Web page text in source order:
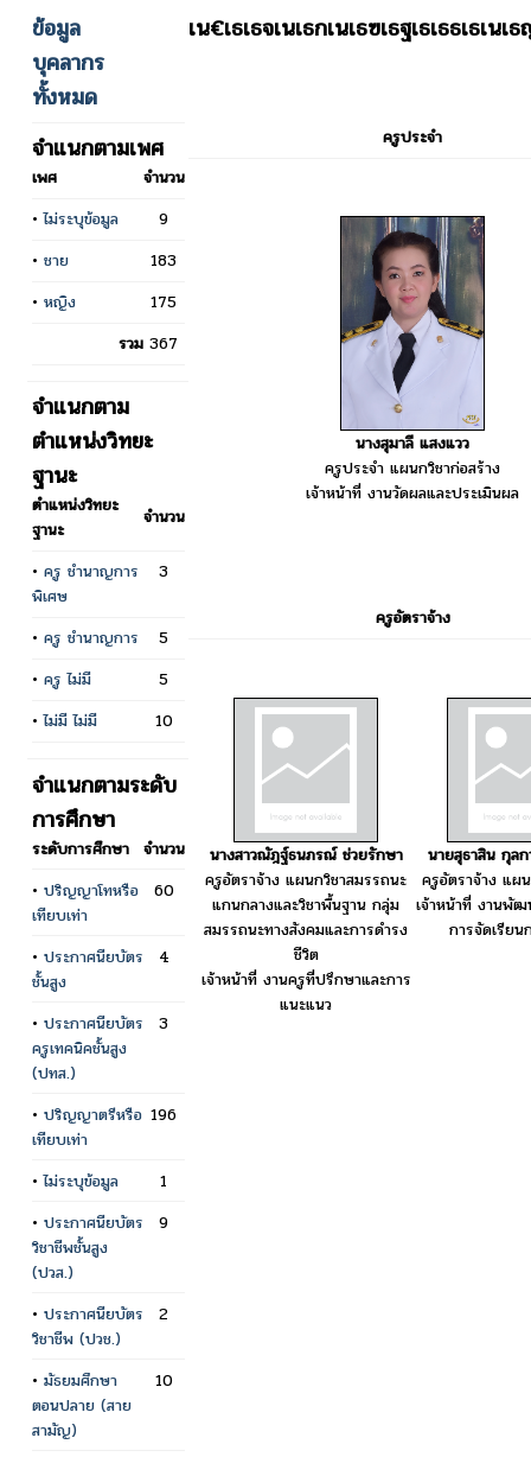
ข้อมูล
บุคลากร
ทั้งหมด
จำแนกตามเพศ
เพศ
จำนวน
•ไม่ระบุข้อมูล
9
• ชาย
183
• หญิง
175
รวม 367
จำแนกตาม
ตำแหน่งวิทยะ
ฐานะ
ตำแหน่งวิทยะ
ฐานะ
จำนวน
• ครู ชำนาญการ
พิเศษ
3
• ครู ชำนาญการ
5
• ครู ไม่มี
5
•ไม่มี ไม่มี 10
จำแนกตามระดับ
การศึกษา
ระดับการศึกษา จำนวน
• ปริญญาโทหรือ
เทียบเท่า
60
• ประกาศนียบัตร
ชั้นสูง
4
• ประกาศนียบัตร
ครูเทคนิคชั้นสูง
(ปทส.)
3
• ปริญญาตรีหรือ
เทียบเท่า
196
•ไม่ระบุข้อมูล
1
• ประกาศนียบัตร
วิชาชีพชั้นสูง
(ปวส.)
9
• ประกาศนียบัตร
วิชาชีพ (ปวช.)
2
• มัธยมศึกษา
ตอนปลาย (สาย
สามัญ)
10
เน€เธเธจเนเธกเนเธฃเธฐเธเธธเธเน
ครูประจำ
นางสุมาลี แสงแวว
ครูประจำ แผนกวิชาก่อสร้าง
เจ้าหน้าที่ งานวัดผลและประเมินผล
ครูอัตราจ้าง
นางสาวณัฎฐ์ธนภรณ์ ช่วยรักษา
ครูอัตราจ้าง แผนกวิชาสมรรถนะ
แกนกลางและวิชาพื้นฐาน กลุ่ม
สมรรถนะทางสังคมและการดำรง
ชีวิต
เจ้าหน้าที่ งานครูที่ปรึกษาและการ
แนะแนว
นายสุธาสิน กุล
ครูอัตราจ้าง แผ
เจ้าหน้าที่ งานพั
การจัดเรียน